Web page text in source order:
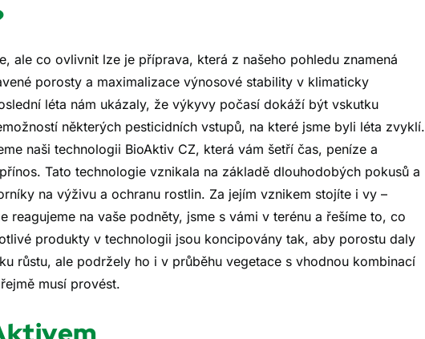
ale co ovlivnit lze je příprava, která z našeho pohledu znamená
porosty a maximalizace výnosové stability v klimaticky
léta nám ukázaly, že výkyvy počasí dokáží být vskutku
některých pesticidních vstupů, na které jsme byli léta zvyklí.
naši technologii BioAktiv CZ, která vám šetří čas, peníze a
Tato technologie vznikala na základě dlouhodobých pokusů a
na výživu a ochranu rostlin. Za jejím vznikem stojíte i vy –
reagujeme na vaše podněty, jsme s vámi v terénu a řešíme to, co
produkty v technologii jsou koncipovány tak, aby porostu daly
růstu, ale podržely ho i v průběhu vegetace s vhodnou kombinací
musí provést.